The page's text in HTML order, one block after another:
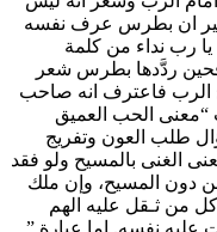
ان بطرس عرف نفسه
رب نداء من كلمة
فحين ردَّدها بطرس شعر
الرب فاعترف انه صاحب
“معنى الحب العميق
طلب العون وتفريج
الغنى بالمسيح ولو فقد
من دون المسيح، وإن ملك
كل من ثـقل عليه الهم